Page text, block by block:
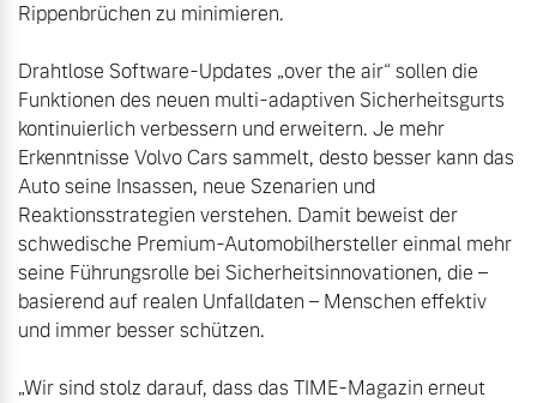
Drahtlose Software-Updates „over the air“ sollen die
Funktionen des neuen multi-adaptiven Sicherheitsgurts
kontinuierlich verbessern und erweitern. Je mehr
Erkenntnisse Volvo Cars sammelt, desto besser kann das
Auto seine Insassen, neue Szenarien und
Reaktionsstrategien verstehen. Damit beweist der
schwedische Premium-Automobilhersteller einmal mehr
seine Führungsrolle bei Sicherheitsinnovationen, die –
basierend auf realen Unfalldaten – Menschen effektiv
„Wir sind stolz darauf, dass das TIME-Magazin erneut